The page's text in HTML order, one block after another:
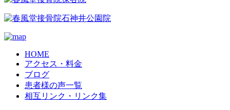
HOME
アクセス・料金
ブログ
患者様の声一覧
相互リンク・リンク集